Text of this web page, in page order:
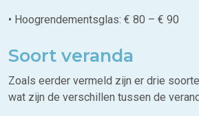
• Hoogrendementsglas: € 80 – € 90
Soort veranda
Zoals eerder vermeld zijn er drie
wat zijn de verschillen tussen de